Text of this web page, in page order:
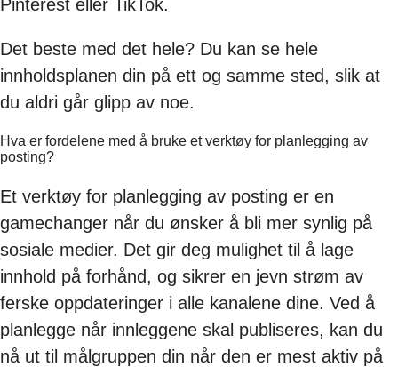
Pinterest eller TikTok.
Det beste med det hele? Du kan se hele
innholdsplanen din på ett og samme sted, slik at
du aldri går glipp av noe.
Hva er fordelene med å bruke et verktøy for planlegging av
posting?
Et verktøy for planlegging av posting er en
gamechanger når du ønsker å bli mer synlig på
sosiale medier. Det gir deg mulighet til å lage
innhold på forhånd, og sikrer en jevn strøm av
ferske oppdateringer i alle kanalene dine. Ved å
planlegge når innleggene skal publiseres, kan du
nå ut til målgruppen din når den er mest aktiv på